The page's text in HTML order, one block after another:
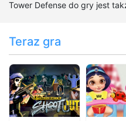
Tower Defense do gry jest
Teraz gra